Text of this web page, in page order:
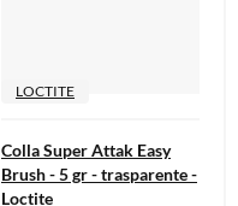
LOCTITE
Colla Super Attak Easy
Brush - 5 gr - trasparente -
Loctite